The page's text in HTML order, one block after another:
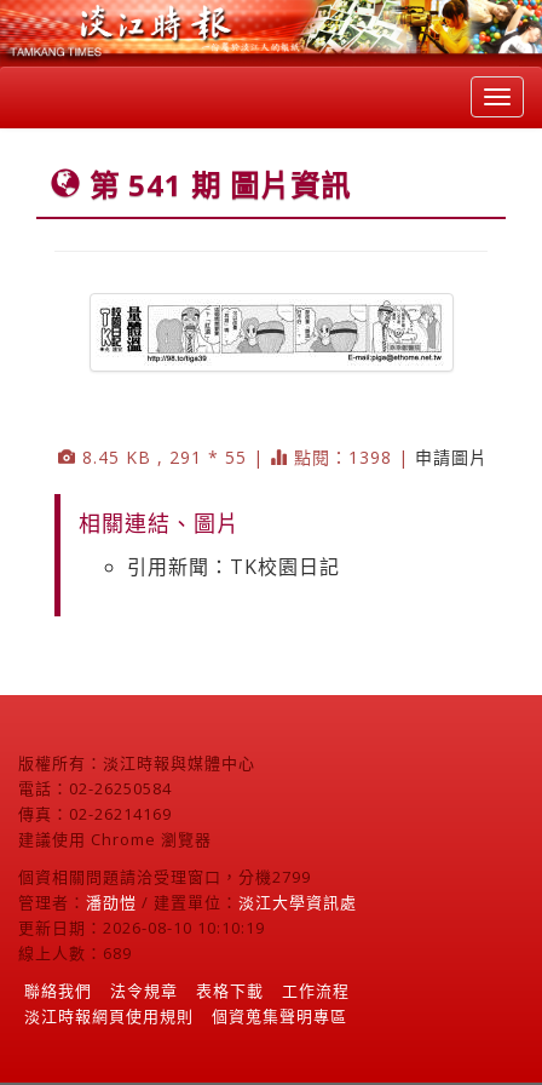
第 541 期 圖片資訊
8.45 KB , 291 * 55 | 點閱：1398 | 申請圖片
相關連結、圖片
引用新聞：TK校園日記
版權所有：淡江時報與媒體中心
電話：02-26250584
傳真：02-26214169
建議使用 Chrome 瀏覽器
個資相關問題請洽受理窗口，分機2799
管理者： 潘劭愷 / 建置單位： 淡江大學資訊處
更新日期：2026-08-10 10:10:19
線上人數：689
聯絡我們
法令規章 表格下載
工作流程
淡江時報網頁使用規則
個資蒐集聲明專區